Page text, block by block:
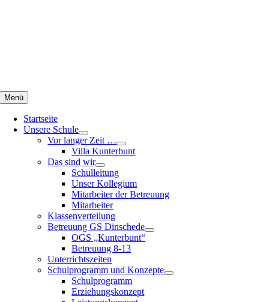
Menü
Startseite
Unsere Schule
Vor langer Zeit …
Villa Kunterbunt
Das sind wir
Schulleitung
Unser Kollegium
Mitarbeiter der Betreuung
Mitarbeiter
Klassenverteilung
Betreuung GS Dinschede
OGS „Kunterbunt“
Betreuung 8-13
Unterrichtszeiten
Schulprogramm und Konzepte
Schulprogramm
Erziehungskonzept